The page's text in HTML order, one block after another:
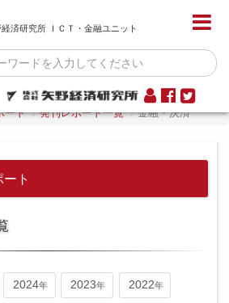
済研究所 ＩＣＴ・金融ユニット
ート 発刊レポート一覧 金融・決済
ト
2024 2023 2022